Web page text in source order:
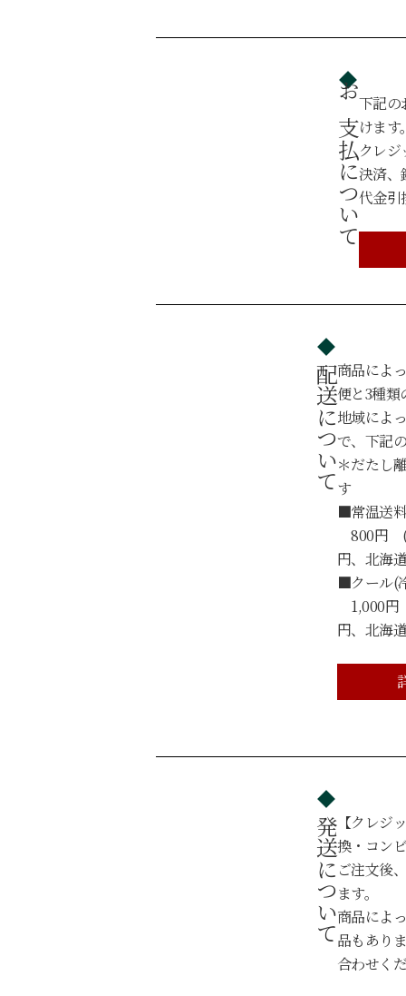
お支払について下記の
けます
クレ
決済、
代金引
配送について商品によ
便と3種類
地域によ
で、下記
＊だたし
す
■常温送
800円 (
円、北海
■クール(
1,000
円、北海
発送について【クレジ
換・コン
ご注文後
ます。
商品によ
品もあり
合わせく